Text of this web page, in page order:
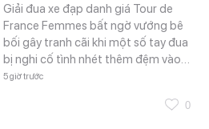
Giải đua xe đạp danh giá Tour de
France Femmes bất ngờ vướng bê
bối gây tranh cãi khi một số tay đua
bị nghi cố tình nhét thêm đệm vào…
5 giờ trước
0